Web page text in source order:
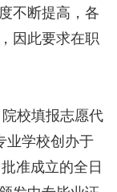
不断提高，各
因此要求在职
校填报志愿代
业学校创办于
准成立的全日